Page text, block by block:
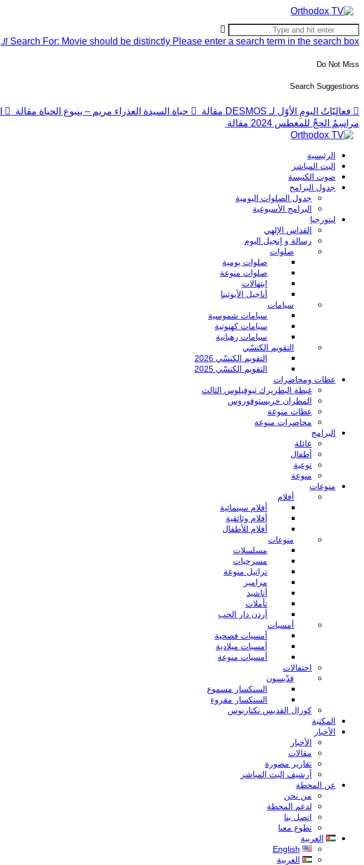
Search For: Movie should be distinctly Please enter a search term in the search box.
Do Not Miss
Search Suggestions
فعاليّاتُ اليومِ الأوّل لـ DESMOS مقالة حياة السيدة العذراء مريم – ينبوع الحياة مقالة
مراسِمُ الحجِّ للمغطس 2024
مقالة
الرئيسية
البث المباشر
صوت الكنيسة
جدول البرامج
جدول الصلوات اليومية
البرامج الأسبوعية
ليتورجيا
القداس الإلهي
رسالة و إنجيل اليوم
صلوات
صلوات يومية
صلوات منوعة
ابتهالات
أناجيل الأيوثينا
سيامات
سيامات شموسية
سيامات كهنوتية
سيامات رهبانية
التقويم الكنسّي
التقويم الكنسّي 2026
التقويم الكنسّي 2025
عظات ومحاضرات
غبطة البطريرك ثيوفيلوس الثالث
المطران خريستوفوروس
عظات منوعة
محاضرات منوعة
البرامج
عائلة
أطفال
توعية
منوعة
منوعات
أفلام
أفلام سينمائية
أفلام وثائقية
أفلام للأطفال
منوعات
مسلسلات
مسرحيات
تراتيل منوعة
مزامير
أناشيد
تأملات
أردن دار الحب
أمسيات
أمسيات فصحية
أمسيات ميلادية
أمسيات منوعة
احتفالات
قدّيسون
السنكسار مسموع
السنكسار مقروء
كورال القديس نكتاريوس
المكتبة
الأخبار
الأخبار
مقالات
تقارير مصورة
أرشيف البث المباشر
عن المحطة
من نحن
لدعم المحطة
اتصل بنا
تطوع معنا
العربية
English
العربية